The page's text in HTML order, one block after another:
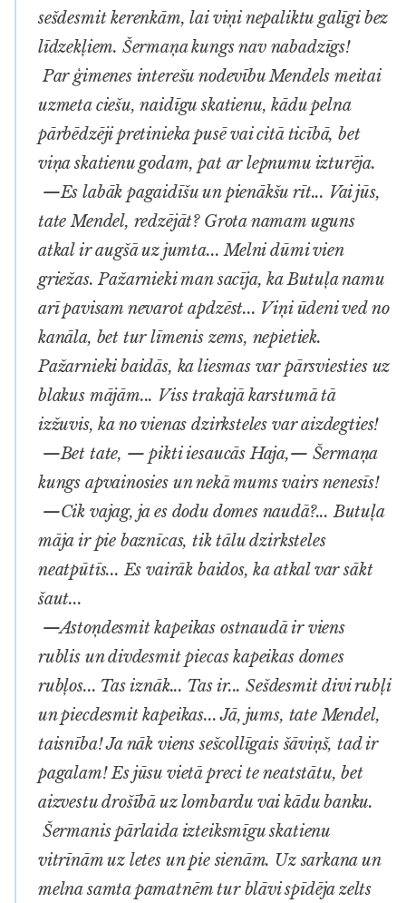
sešdesmit kerenkām, lai viņi nepaliktu galīgi bez
līdzekļiem. Šermaņa kungs nav nabadzīgs!
Par ģimenes interešu nodevību Mendels meitai
uzmeta ciešu, naidīgu skatienu, kādu pelna
pārbēdzēji pretinieka pusē vai citā ticībā, bet
viņa skatienu godam, pat ar lepnumu izturēja.
—Es labāk pagaidīšu un pienākšu rīt... Vai jūs,
tate Mendel, redzējāt? Grota namam uguns
atkal ir augšā uz jumta... Melni dūmi vien
griežas. Pažarnieki man sacīja, ka Butuļa namu
arī pavisam nevarot apdzēst... Viņi ūdeni ved no
kanāla, bet tur līmenis zems, nepietiek.
Pažarnieki baidās, ka liesmas var pārsviesties uz
blakus mājām... Viss trakajā karstumā tā
izžuvis, ka no vienas dzirksteles var aizdegties!
—Bet tate, — pikti iesaucās Haja,— Šermaņa
kungs apvainosies un nekā mums vairs nenesīs!
—Cik vajag, ja es dodu domes naudā?... Butuļa
māja ir pie baznīcas, tik tālu dzirksteles
neatpūtīs... Es vairāk baidos, ka atkal var sākt
šaut...
—Astoņdesmit kapeikas ostnaudā ir viens
rublis un divdesmit piecas kapeikas domes
rubļos... Tas iznāk... Tas ir... Sešdesmit divi rubļi
un piecdesmit kapeikas... Jā, jums, tate Mendel,
taisnība! Ja nāk viens sešcollīgais šāviņš, tad ir
pagalam! Es jūsu vietā preci te neatstātu, bet
aizvestu drošībā uz lombardu vai kādu banku.
Šermanis pārlaida izteiksmīgu skatienu
vitrīnām uz letes un pie sienām. Uz sarkana un
melna samta pamatnēm tur blāvi spīdēja zelts